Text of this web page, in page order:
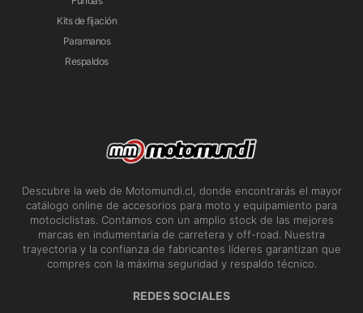
Kits de fijación
Paramanos
Respaldos
Descubre la web de Motomundi.cl, donde encontrarás el mayor
catálogo online de accesorios para moto y equipamiento para
motociclistas. Contamos con un amplio stock de las mejores
marcas en indumentaria de carretera y off-road. Nuestra
trayectoria y la confianza de fabricantes líderes garantizan que
compres con la máxima seguridad y respaldo técnico.
REDES SOCIALES